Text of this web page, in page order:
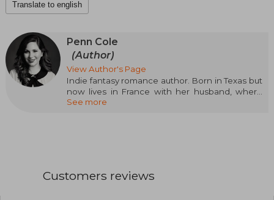
Translate to english
Penn Cole
(Author)
View Author's Page
Indie fantasy romance author. Born in Texas but
now lives in France with her husband, where
she can usually be found drinking wine and
See more
Customers reviews